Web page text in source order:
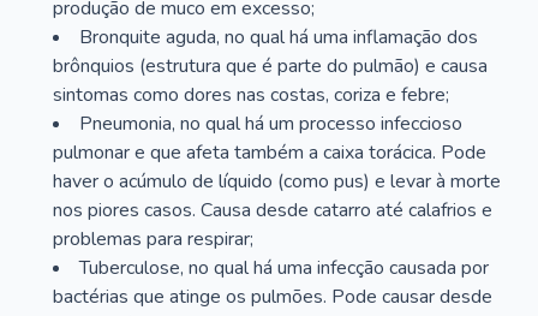
produção de muco em excesso;
Bronquite aguda, no qual há uma inflamação dos
brônquios (estrutura que é parte do pulmão) e causa
sintomas como dores nas costas, coriza e febre;
Pneumonia, no qual há um processo infeccioso
pulmonar e que afeta também a caixa torácica. Pode
haver o acúmulo de líquido (como pus) e levar à morte
nos piores casos. Causa desde catarro até calafrios e
problemas para respirar;
Tuberculose, no qual há uma infecção causada por
bactérias que atinge os pulmões. Pode causar desde